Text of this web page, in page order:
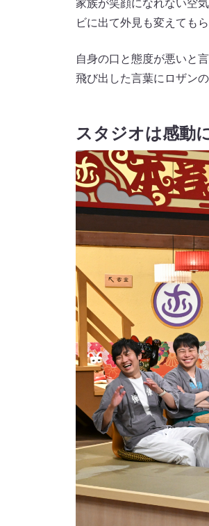
家族が笑顔になれない空
ビに出て外見も変えても
自身の口と態度が悪いと
飛び出した言葉にロザン
スタジオは感動